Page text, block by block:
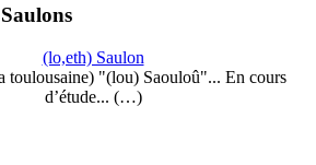
(lo,eth) Saulon
toulousaine) "(lou) Saouloû"... En cours
d’étude... (…)